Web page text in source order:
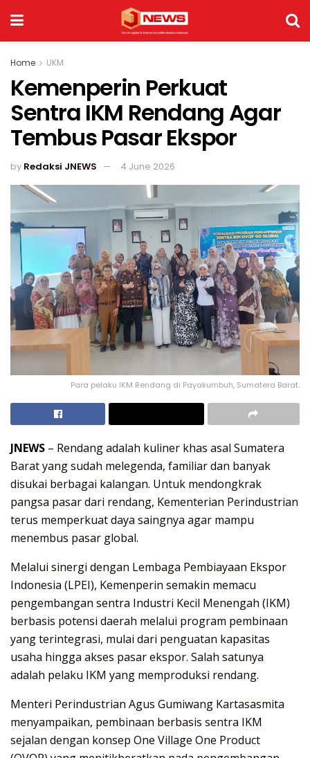
Home UKM
Kemenperin Perkuat
Sentra IKM Rendang Agar
Tembus Pasar Ekspor
by Redaksi JNEWS 4 June 2026
Para pelaku IKM Rendang di Payakumbuh, Sumatera Barat.
JNEWS – Rendang adalah kuliner khas asal Sumatera
Barat yang sudah melegenda, familiar dan banyak
disukai berbagai kalangan. Untuk mendongkrak
pangsa pasar dari rendang, Kementerian Perindustrian
terus memperkuat daya saingnya agar mampu
menembus pasar global.
Melalui sinergi dengan Lembaga Pembiayaan Ekspor
Indonesia (LPEI), Kemenperin semakin memacu
pengembangan sentra Industri Kecil Menengah (IKM)
berbasis potensi daerah melalui program pembinaan
yang terintegrasi, mulai dari penguatan kapasitas
usaha hingga akses pasar ekspor. Salah satunya
adalah pelaku IKM yang memproduksi rendang.
Menteri Perindustrian Agus Gumiwang Kartasasmita
menyampaikan, pembinaan berbasis sentra IKM
sejalan dengan konsep One Village One Product